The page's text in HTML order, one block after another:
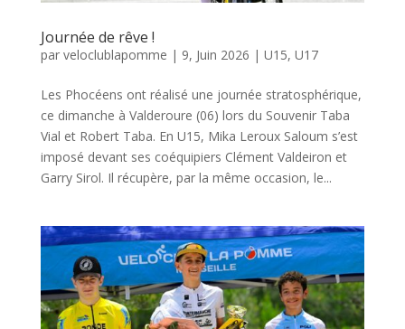
Journée de rêve !
par veloclublapomme | 9, Juin 2026 | U15, U17
Les Phocéens ont réalisé une journée stratosphérique,
ce dimanche à Valderoure (06) lors du Souvenir Taba
Vial et Robert Taba. En U15, Mika Leroux Saloum s’est
imposé devant ses coéquipiers Clément Valdeiron et
Garry Sirol. Il récupère, par la même occasion, le...